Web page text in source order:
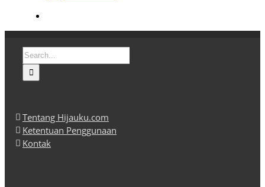
Search
for:
Tentang Hijauku.com
Ketentuan Penggunaan
Kontak